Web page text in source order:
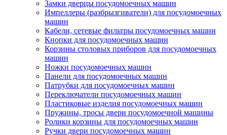
Замки дверцы посудомоечных машин
Импеллеры (разбрызгиватели) для посудомоечных
машин
Кабели, сетевые фильтры посудомоечных машин
Кнопки для посудомоечных машин
Корзины столовых приборов для посудомоечных
машин
Ножки посудомоечных машин
Панели для посудомоечных машин
Патрубки для посудомоечных машин
Переключатели посудомоечных машин
Пластиковые изделия посудомоечных машин
Пружины, тросы двери посудомоечной машины
Ролики корзины для посудомоечных машин
Ручки двери посудомоечных машин